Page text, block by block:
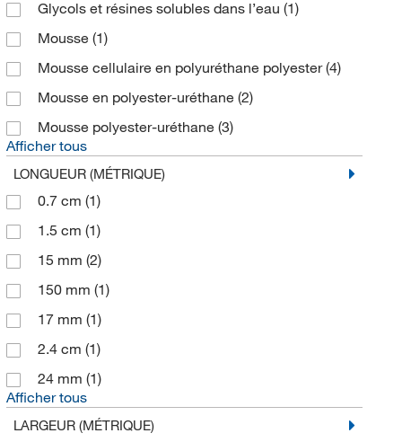
Glycols et résines solubles dans l’eau (1)
Mousse (1)
Mousse cellulaire en polyuréthane polyester(4)
Mousse en polyester-uréthane (2)
Mousse polyester-uréthane (3)
Afficher tous
LONGUEUR (MÉTRIQUE)
0.7 cm (1)
1.5 cm (1)
15 mm (2)
150 mm (1)
17 mm (1)
2.4 cm (1)
24 mm (1)
Afficher tous
LARGEUR (MÉTRIQUE)